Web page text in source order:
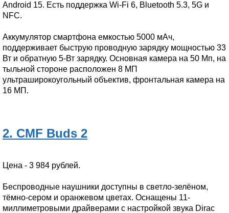
Android 15. Есть поддержка Wi-Fi 6, Bluetooth 5.3, 5G и
NFC.
Аккумулятор смартфона емкостью 5000 мАч,
поддерживает быструю проводную зарядку мощностью 33
Вт и обратную 5-Вт зарядку. Основная камера на 50 Мп, на
тыльной стороне расположен 8 МП
ультраширокоугольный объектив, фронтальная камера на
16 МП.
2. CMF Buds 2
Цена - 3 984 рублей.
Беспроводные наушники доступны в светло-зелёном,
тёмно-сером и оранжевом цветах. Оснащены 11-
миллиметровыми драйверами с настройкой звука Dirac